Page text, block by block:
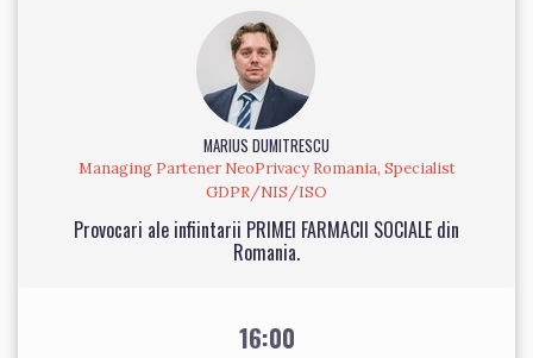
MARIUS DUMITRESCU
Managing Partener NeoPrivacy Romania, Specialist
GDPR/NIS/ISO
Provocari ale infiintarii PRIMEI FARMACII SOCIALE din
Romania.
16:00